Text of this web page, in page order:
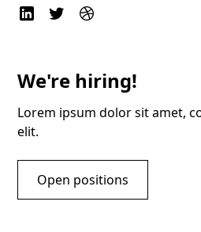
We're hiring!
Lorem ipsum dolor sit amet,
elit.
Open positions